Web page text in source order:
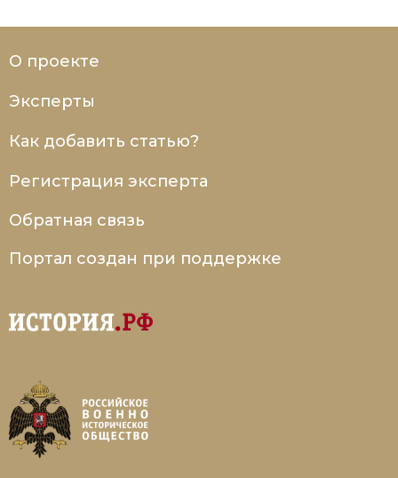
О проекте
Эксперты
Как добавить статью?
Регистрация эксперта
Обратная связь
Портал создан при поддержке